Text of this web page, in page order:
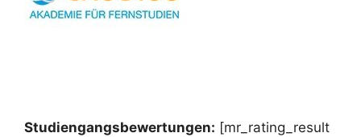
Studiengangsbewertungen: [mr_rating_result